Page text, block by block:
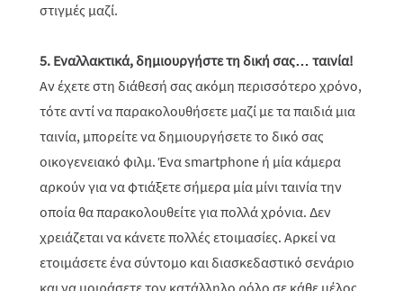
στιγμές μαζί.
5. Εναλλακτικά, δημιουργήστε τη δική σας… ταινία!
Αν έχετε στη διάθεσή σας ακόμη περισσότερο χρόνο,
τότε αντί να παρακολουθήσετε μαζί με τα παιδιά μια
ταινία, μπορείτε να δημιουργήσετε το δικό σας
οικογενειακό φιλμ. Ένα smartphone ή μία κάμερα
αρκούν για να φτιάξετε σήμερα μία μίνι ταινία την
οποία θα παρακολουθείτε για πολλά χρόνια. Δεν
χρειάζεται να κάνετε πολλές ετοιμασίες. Αρκεί να
ετοιμάσετε ένα σύντομο και διασκεδαστικό σενάριο
και να μοιράσετε τον κατάλληλο ρόλο σε κάθε μέλος